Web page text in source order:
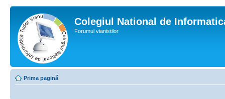
Colegiul National de
Forumul vianistilor
Prima pagină